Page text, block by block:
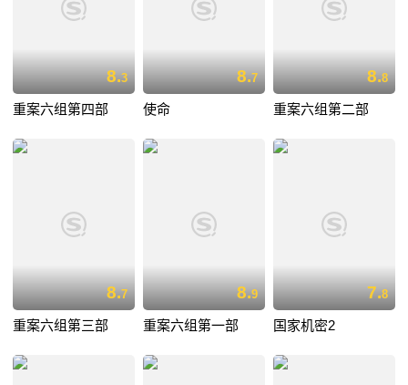
8.3
重案六组第四部
8.7
使命
8.8
重案六组第二部
8.7
重案六组第三部
8.9
重案六组第一部
7.8
国家机密2